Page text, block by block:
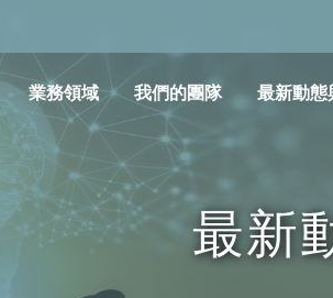
業務領域 我們的團隊 最新動態
最新